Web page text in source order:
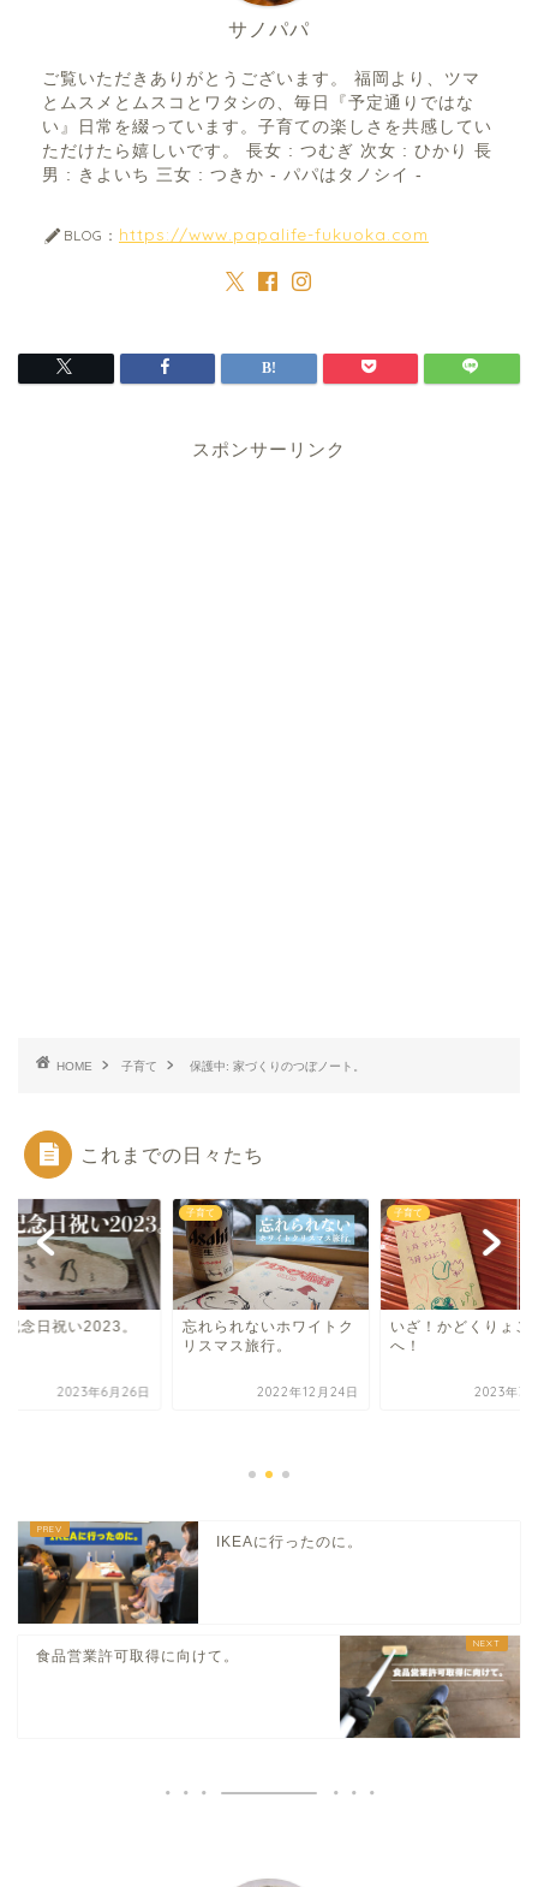
サノパパ
ご覧いただきありがとうございます。 福岡より、ツマ
とムスメとムスコとワタシの、毎日『予定通りではな
い』日常を綴っています。子育ての楽しさを共感してい
ただけたら嬉しいです。 長女 : つむぎ 次女 : ひかり 長
男 : きよいち 三女 : つきか - パパはタノシイ -
BLOG： https://www.papalife-fukuoka.com
スポンサーリンク
HOME 子育て 保護中: 家づくりのつぼノート。
これまでの日々たち
記念日祝い2023。
2023年6月26日
子育て
忘れられないホワイトク
リスマス旅行。
2022年12月24日
子育て
いざ！かどくりょこ
へ！
2023年3
IKEAに行ったのに。
食品営業許可取得に向けて。